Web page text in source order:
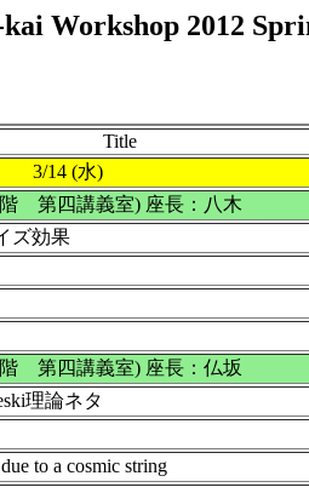
Workshop 2012
Title
3/14 (水)
第四講義室) 座長：八木
ズ効果
第四講義室) 座長：仏坂
理論ネタ
to a cosmic string